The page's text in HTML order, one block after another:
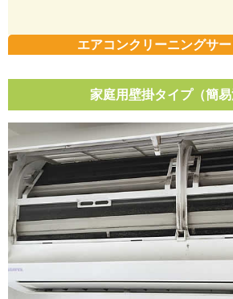
エアコンクリーニングサ
家庭用壁掛タイプ（簡易